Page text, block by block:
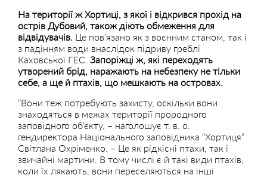
На території ж Хортиці, з якої і відкрився прохід на
острів Дубовий, також діють обмеження для
відвідувачів. Це пов’язано як з воєнним станом, так і
з падінням води внаслідок підриву греблі
Каховської ГЕС. Запоріжці ж, які переходять
утворений брід, наражають на небезпеку не тільки
себе, а ще й птахів, що мешкають на островах.
“Вони теж потребують захисту, оскільки вони
знаходяться в межах території прородного
заповідного об’єкту, – наголошує т. в. о.
гендиректора Національного заповідника “Хортиця”
Світлана Охріменко. – Це як рідкісні птахи, так і
звичайні мартини. В тому числі є й такі види птахів,
коли їх лякають, вони переселяються на інші